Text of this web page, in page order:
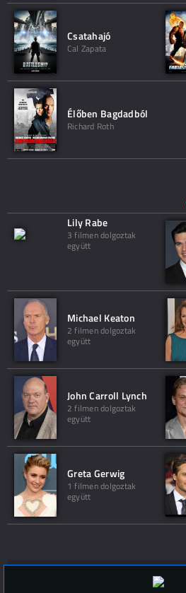
Csatahajó
Cal Zapata
Élőben Bagdadból
Richard Roth
Lily Rabe
3 filmen dolgoztak
együtt
Michael Keaton
2 filmen dolgoztak
együtt
John Carroll Lynch
2 filmen dolgoztak
együtt
Greta Gerwig
1 filmen dolgoztak
együtt
Hozzászólások (